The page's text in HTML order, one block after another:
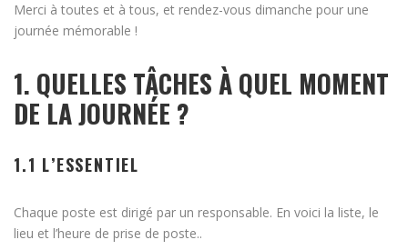
Merci à toutes et à tous, et rendez-vous dimanche pour une
journée mémorable !
1. QUELLES TÂCHES À QUEL MOMENT
DE LA JOURNÉE ?
1.1 L’ESSENTIEL
Chaque poste est dirigé par un responsable. En voici la liste, le
lieu et l’heure de prise de poste..